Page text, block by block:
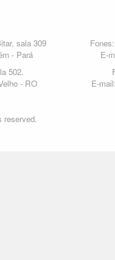
sala 309
- Pará
E-
502.
- RO
E-
reserved.